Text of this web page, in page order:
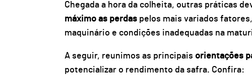
Chegada a hora da colheita, outras práticas
máximo as perdaspelos mais variados
maquinário e condições inadequadas na
A seguir, reunimos as principais orientações
potencializar o rendimento da safra. Confira: